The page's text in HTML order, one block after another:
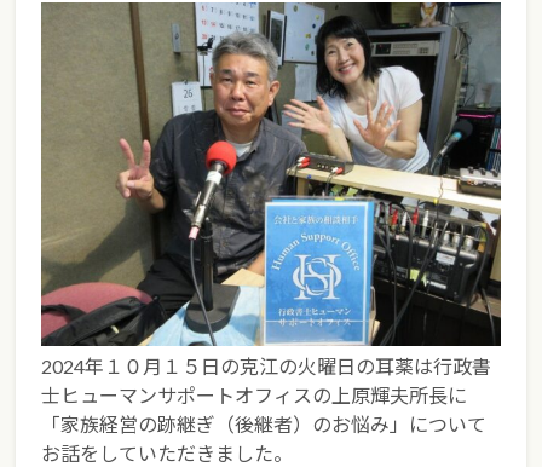
2024年１０月１５日の克江の火曜日の耳薬は行政書
士ヒューマンサポートオフィスの上原輝夫所長に
「家族経営の跡継ぎ（後継者）のお悩み」について
お話をしていただきました。